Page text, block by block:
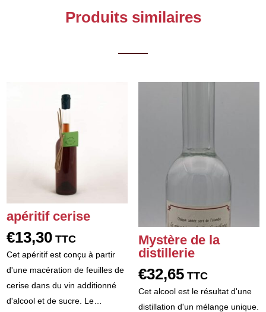
Produits similaires
apéritif cerise
€13,30 TTC
Cet apéritif est conçu à partir
d'une macération de feuilles de
cerise dans du vin additionné
d'alcool et de sucre. Le…
Mystère de la
distillerie
€32,65 TTC
Cet alcool est le résultat d'une
distillation d'un mélange unique.